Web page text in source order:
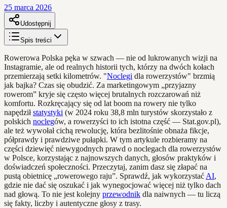
25 marca 2026
Udostępnij
Spis treści
Rowerowa Polska pęka w szwach — nie od lukrowanych wizji na
Instagramie, ale od realnych historii tych, którzy na dwóch kołach
przemierzają setki kilometrów. "Noclegi dla rowerzystów" brzmią
jak bajka? Czas się obudzić. Za marketingowym „przyjazny
rowerom” kryje się często więcej brutalnych rozczarowań niż
komfortu. Rozkręcający się od lat boom na rowery nie tylko
napędziłstatystyki (w 2024 roku 38,8 mln turystów skorzystało z
polskich noclegów, a rowerzyści to ich istotna część — Stat.gov.pl),
ale też wywołał cichą rewolucję, która bezlitośnie obnaża fikcje,
półprawdy i prawdziwe pułapki. W tym artykule rozbieramy na
części dziewięć niewygodnych prawd o noclegach dla rowerzystów
w Polsce, korzystając z najnowszych danych, głosów praktyków i
doświadczeń społeczności. Przeczytaj, zanim dasz się złapać na
pustą obietnicę „rowerowego raju”. Sprawdź, jak wykorzystać AI,
gdzie nie dać się oszukać i jak wynegocjować więcej niż tylko dach
nad głową. To nie jest kolejny przewodnik dla naiwnych — tu liczą
się fakty, liczby i autentyczne głosy z trasy.